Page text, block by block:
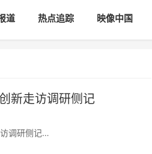
道 热点追踪 映像中国
新走访调研侧记
调研侧记